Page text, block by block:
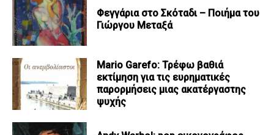
Φεγγάρια στο Σκόταδι – Ποιήμα του
Γιώργου Μεταξά
Mario Garefo: Τρέφω βαθιά
εκτίμηση για τις ευρηματικές
παρορμήσεις μιας ακατέργαστης
ψυχής